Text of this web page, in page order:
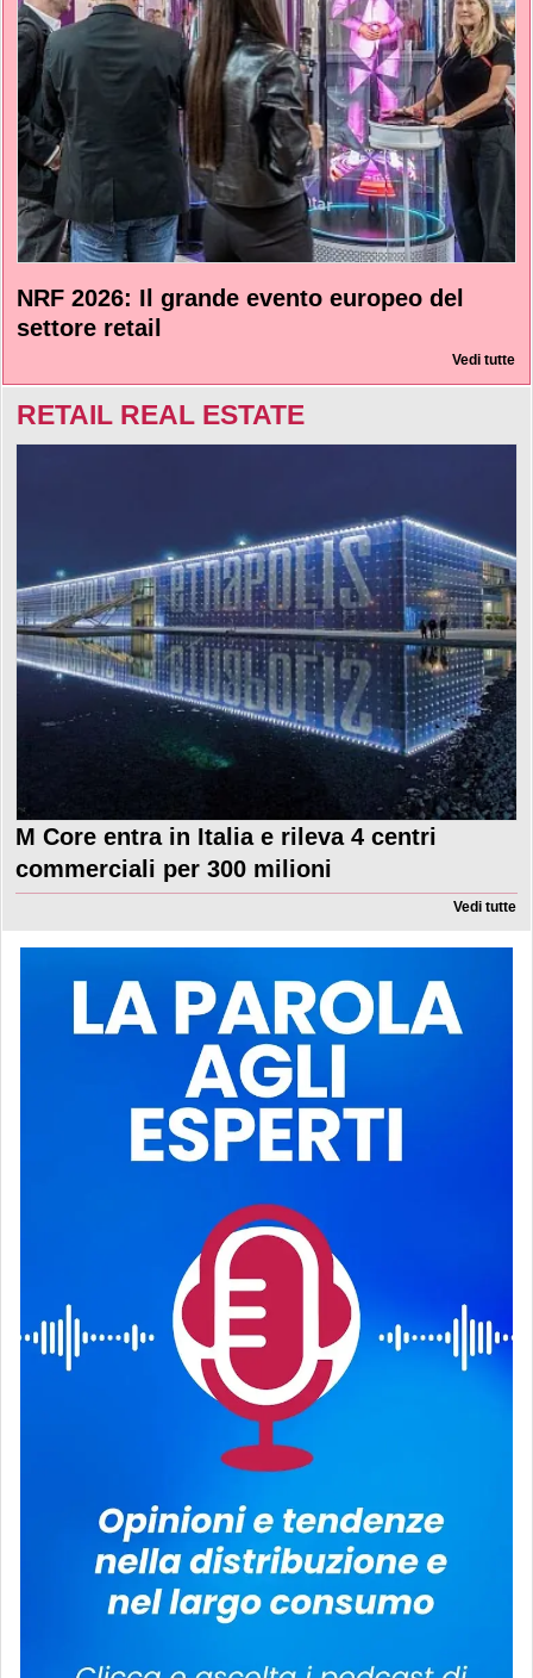
NRF 2026: Il grande evento europeo del
settore retail
Vedi tutte
RETAIL REAL ESTATE
M Core entra in Italia e rileva 4 centri
commerciali per 300 milioni
Vedi tutte